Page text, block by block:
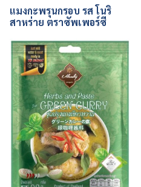
แมงกะพรุนกรอบ รส โนริ
สาหร่าย ตราซัพเพอร์ซี